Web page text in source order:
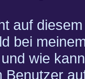
auf
bei
wie
Benutzer